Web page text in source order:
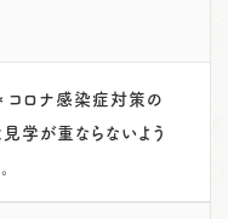
ロナ感染症対策の
学が重ならないよう